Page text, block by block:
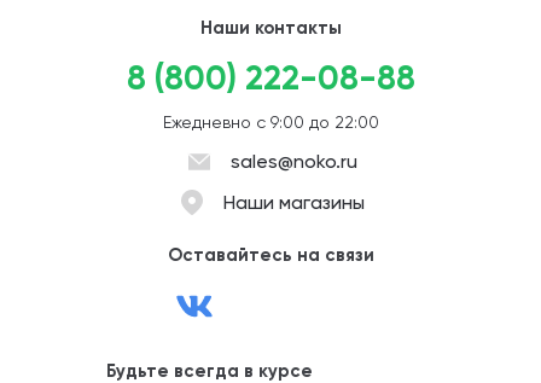
Наши контакты
8 (800) 222-08-88
Ежедневно с 9:00 до 22:00
sales@noko.ru
Наши магазины
Оставайтесь на связи
Будьте всегда в курсе